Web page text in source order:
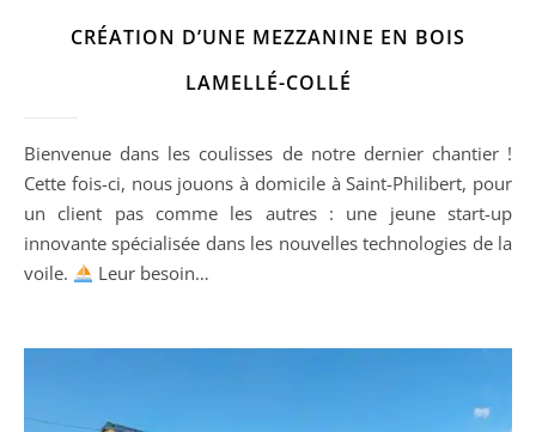
CRÉATION D’UNE MEZZANINE EN BOIS
LAMELLÉ-COLLÉ
Bienvenue dans les coulisses de notre dernier chantier !
Cette fois-ci, nous jouons à domicile à Saint-Philibert, pour
un client pas comme les autres : une jeune start-up
innovante spécialisée dans les nouvelles technologies de la
voile.
Leur besoin…